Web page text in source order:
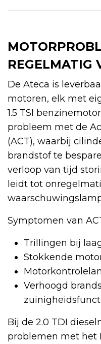
REGELMATIG
De Ateca is
motoren, elk met
1.5 TSI
probleem met de
(ACT), waarbij
brandstof te
verloop van tijd
leidt tot
Symptomen van
Trillingen bij
Stokkende
Verhoogd
Bij de 2.0 TDI
problemen met het